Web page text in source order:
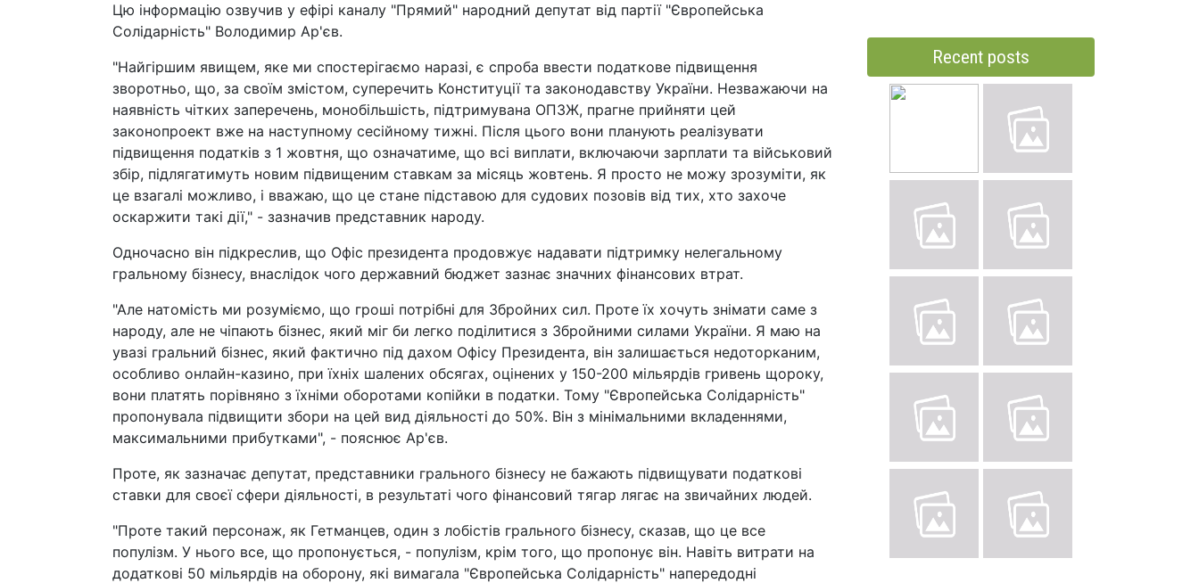
Цю інформацію озвучив у ефірі каналу "Прямий" народний депутат від партії "Європейська
Солідарність" Володимир Ар'єв.
"Найгіршим явищем, яке ми спостерігаємо наразі, є спроба ввести податкове підвищення
зворотньо, що, за своїм змістом, суперечить Конституції та законодавству України. Незважаючи на
наявність чітких заперечень, монобільшість, підтримувана ОПЗЖ, прагне прийняти цей
законопроект вже на наступному сесійному тижні. Після цього вони планують реалізувати
підвищення податків з 1 жовтня, що означатиме, що всі виплати, включаючи зарплати та військовий
збір, підлягатимуть новим підвищеним ставкам за місяць жовтень. Я просто не можу зрозуміти, як
це взагалі можливо, і вважаю, що це стане підставою для судових позовів від тих, хто захоче
оскаржити такі дії," - зазначив представник народу.
Одночасно він підкреслив, що Офіс президента продовжує надавати підтримку нелегальному
гральному бізнесу, внаслідок чого державний бюджет зазнає значних фінансових втрат.
"Але натомість ми розуміємо, що гроші потрібні для Збройних сил. Проте їх хочуть знімати саме з
народу, але не чіпають бізнес, який міг би легко поділитися з Збройними силами України. Я маю на
увазі гральний бізнес, який фактично під дахом Офісу Президента, він залишається недоторканим,
особливо онлайн-казино, при їхніх шалених обсягах, оцінених у 150-200 мільярдів гривень щороку,
вони платять порівняно з їхніми оборотами копійки в податки. Тому "Європейська Солідарність"
пропонувала підвищити збори на цей вид діяльності до 50%. Він з мінімальними вкладеннями,
максимальними прибутками", - пояснює Ар'єв.
Проте, як зазначає депутат, представники грального бізнесу не бажають підвищувати податкові
ставки для своєї сфери діяльності, в результаті чого фінансовий тягар лягає на звичайних людей.
"Проте такий персонаж, як Гетманцев, один з лобістів грального бізнесу, сказав, що це все
популізм. У нього все, що пропонується, - популізм, крім того, що пропонує він. Навіть витрати на
додаткові 50 мільярдів на оборону, які вимагала "Європейська Солідарність" напередодні
Recent posts